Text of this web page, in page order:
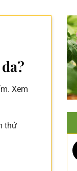
Xem
thử